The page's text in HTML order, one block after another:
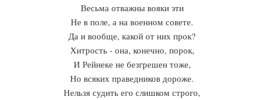
Весьма отважны вояки эти
Не в поле, а на военном совете.
Да и вообще, какой от них прок?
Хитрость - она, конечно, порок,
И Рейнеке не безгрешен тоже,
Но всяких праведников дороже.
Нельзя судить его слишком строго,